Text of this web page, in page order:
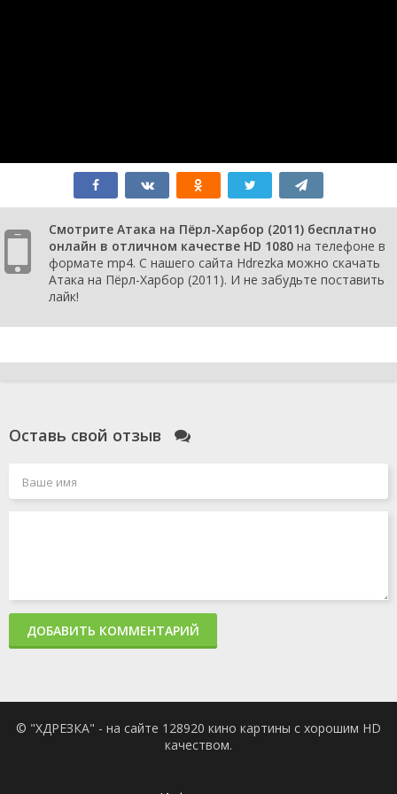
Смотрите Атака на Пёрл-Харбор (2011) бесплатно
онлайн в отличном качестве HD 1080 на телефоне в
формате mp4. С нашего сайта Hdrezka можно скачать
Атака на Пёрл-Харбор (2011). И не забудьте поставить
лайк!
Оставь свой отзыв
ДОБАВИТЬ КОММЕНТАРИЙ
© "ХДРЕЗКА" - на сайте 128920 кино картины с хорошим HD
качеством.